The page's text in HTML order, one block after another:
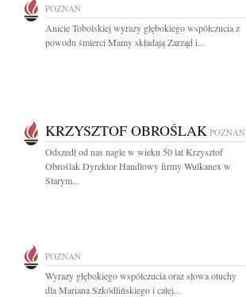
POZNAŃ
Anicie Tobolskiej wyrazy głębokiego współczucia z
powodu śmierci Mamy składają Zarząd i...
KRZYSZTOF OBROŚLAK POZNAŃ
Odszedł od nas nagle w wieku 50 lat Krzysztof
Obroślak Dyrektor Handlowy firmy Wulkanex w
Starym...
POZNAŃ
Wyrazy głębokiego współczucia oraz słowa otuchy
dla Mariana Szkódlińskiego i całej...